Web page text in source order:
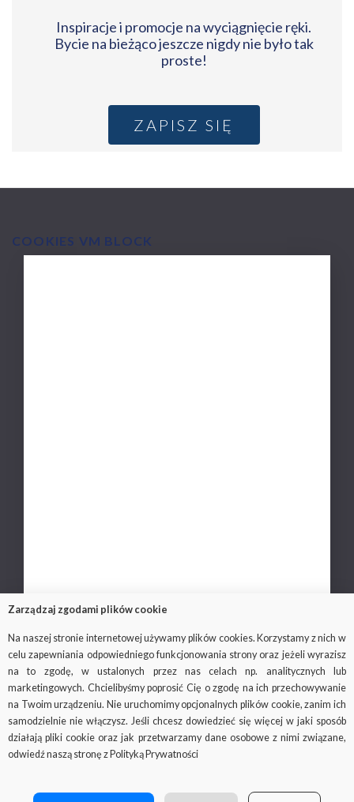
Inspiracje i promocje na wyciągnięcie ręki.
Bycie na bieżąco jeszcze nigdy nie było tak
proste!
ZAPISZ SIĘ
COOKIES VM BLOCK
Zarządzaj zgodami plików cookie
Na naszej stronie internetowej używamy plików cookies. Korzystamy z nich w
celu zapewniania odpowiedniego funkcjonowania strony oraz jeżeli wyrazisz
na to zgodę, w ustalonych przez nas celach np. analitycznych lub
marketingowych. Chcielibyśmy poprosić Cię o zgodę na ich przechowywanie
na Twoim urządzeniu. Nie uruchomimy opcjonalnych plików cookie, zanim ich
samodzielnie nie włączysz. Jeśli chcesz dowiedzieć się więcej w jaki sposób
działają pliki cookie oraz jak przetwarzamy dane osobowe z nimi związane,
odwiedź naszą stronę z Polityką Prywatności
© 2018-2019Via Medica , wszystkie prawa
zastrzeżone
Ważne: strona viamedica.pl wykorzystuje pliki cookies.
Czym są i do czego służą pliki cookies, możesz się dowiedzieć na
stronie
http://wszystkoociasteczkach.pl/
SOCIAL